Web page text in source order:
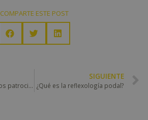
COMPARTE ESTE POST
¿Son importantes los patrocinios?
SIGUIENTE
¿Qué es la reflexología podal?